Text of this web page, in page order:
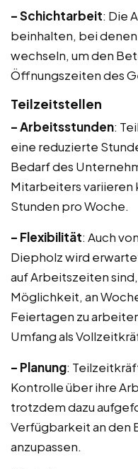
– Schichtarbeit: Die
beinhalten, bei
wechseln, um den
Öffnungszeiten des
Teilzeitstellen
– Arbeitsstunden:
eine reduzierte
Bedarf des
Mitarbeiters variieren
Stunden pro Woche.
– Flexibilität: Auch
Diepholz wird
auf Arbeitszeiten
Möglichkeit, an
Feiertagen zu
Umfang als
– Planung:
Kontrolle über ihre
trotzdem dazu
Verfügbarkeit an den
anzupassen.